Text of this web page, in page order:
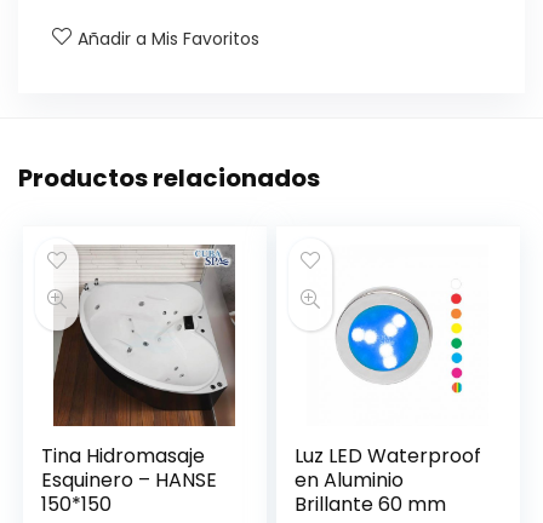
Añadir a Mis Favoritos
Productos relacionados
Tina Hidromasaje
Esquinero – HANSE
150*150
Luz LED Waterproof
en Aluminio
Brillante 60 mm